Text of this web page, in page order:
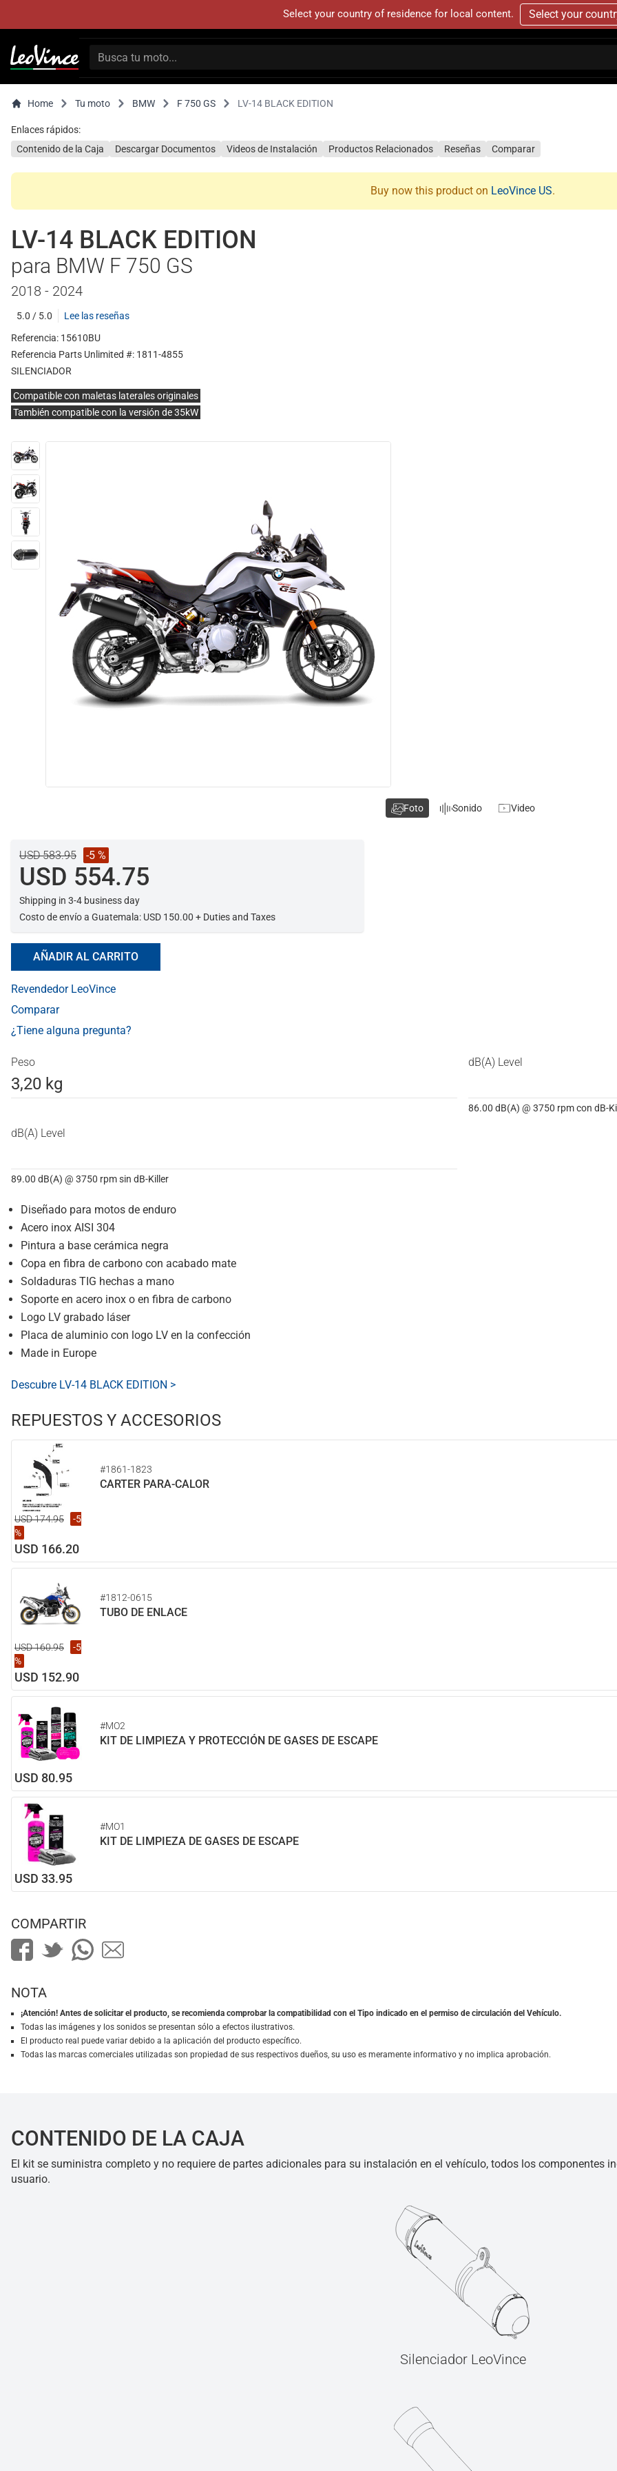
Select your country of residence for local content. Select your
Home Tu moto BMW F 750 GS LV-14 BLACK EDITION
Enlaces rápidos:
Contenido de la Caja
Descargar Documentos Videos de Instalación Productos Relacionados Reseñas Comparar
Buy now this product on LeoVince US.
LV-14 BLACK EDITION
para BMW F 750 GS
2018 - 2024
5.0 / 5.0
Lee las reseñas
Referencia: 15610BU
Referencia Parts Unlimited #: 1811-4855
SILENCIADOR
Compatible con maletas laterales originales
También compatible con la versión de 35kW
USD 583.95 -5 %
USD 554.75
Shipping in 3-4 business day
Costo de envío a Guatemala: USD 150.00 + Duties and Taxes
AÑADIR AL CARRITO
Revendedor LeoVince
Comparar
¿Tiene alguna pregunta?
Peso
3,20 kg
dB(A) Level
86.00 dB(A) @ 3750 rpm con dB-
dB(A) Level
89.00 dB(A) @ 3750 rpm sin dB-Killer
Diseñado para motos de enduro
Acero inox AISI 304
Pintura a base cerámica negra
Copa en fibra de carbono con acabado mate
Soldaduras TIG hechas a mano
Soporte en acero inox o en fibra de carbono
Logo LV grabado láser
Placa de aluminio con logo LV en la confección
Made in Europe
Descubre LV-14 BLACK EDITION >
REPUESTOS Y ACCESORIOS
#1861-1823
CARTER PARA-CALOR
USD 174.95
-5
%
USD 166.20
#1812-0615
TUBO DE ENLACE
USD 160.95
-5
%
USD 152.90
#MO2
KIT DE LIMPIEZA Y PROTECCIÓN DE GASES DE ESCAPE
USD 80.95
#MO1
KIT DE LIMPIEZA DE GASES DE ESCAPE
USD 33.95
Foto Sonido Video
COMPARTIR
NOTA
¡Atención! Antes de solicitar el producto, se recomienda comprobar la compatibilidad con el Tipo indicado en el permiso de circulación del Vehículo.
Todas las imágenes y los sonidos se presentan sólo a efectos ilustrativos.
El producto real puede variar debido a la aplicación del producto específico.
Todas las marcas comerciales utilizadas son propiedad de sus respectivos dueños, su uso es meramente informativo y no implica aprobación.
CONTENIDO DE LA CAJA
El kit se suministra completo y no requiere de partes adicionales para su instalación en el vehículo, todos los componentes
usuario.
Silenciador LeoVince